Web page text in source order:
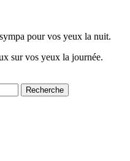
pour vos yeux la nuit.
sur vos yeux la journée.
Recherche